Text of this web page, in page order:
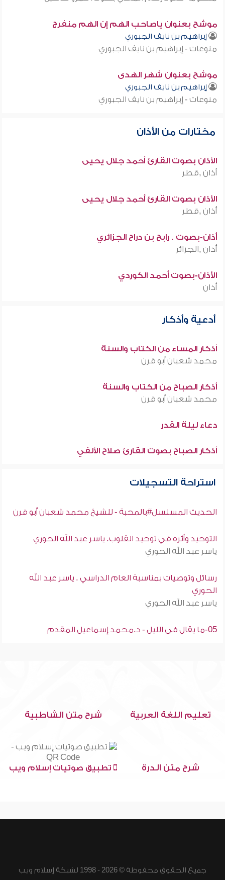
موشح بعنوان ياصاحب الهم إن الهم منفرج
إبراهيم بن نايف الجبوري
منوعات - إبراهيم بن نايف الجبوري
موشح بعنوان شهر الهدى
إبراهيم بن نايف الجبوري
منوعات - إبراهيم بن نايف الجبوري
مختارات من الأذان
الأذان بصوت القارئ أحمد جلال يحيى
أذان ,قطر
الأذان بصوت القارئ أحمد جلال يحيى
أذان ,قطر
أذان-بصوت . رابح بن دراح الجزائري
أذان ,الجزائر
الأذان-بصوت أحمد الكوردي
أذان
أدعية وأذكار
أذكار المساء من الكتاب والسنة
محمد شعبان أبو قرن
أذكار الصباح من الكتاب والسنة
محمد شعبان أبو قرن
دعاء ليلة القدر
أذكار الصباح بصوت القارئ صلاح الألفي
استراحة التسجيلات
الحديث المسلسل#بالمحبة - للشيخ محمد شعبان أبو قرن
التوحيد وأثره في توحيد القلوب. ياسر عبد الله الحوري
ياسر عبد الله الحوري
رسائل وتوصيات بمناسبة العام الدراسي . ياسر عبد الله
الحوري
ياسر عبد الله الحوري
05-ما يقال فى الليل - د.محمد إسماعيل المقدم
تعليم اللغة العربية شرح متن الشاطبية
شرح متن الدرة تطبيق صوتيات إسلام ويب
جميع الحقوق محفوظة © 2026 - 1998 لشبكة إسلام ويب